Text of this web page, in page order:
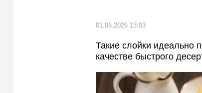
01.06.2026 13:03
Такие слойки идеально
качестве быстрого